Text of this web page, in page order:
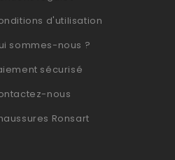
d'utilisation
sommes-nous ?
sécurisé
nous
Ronsart